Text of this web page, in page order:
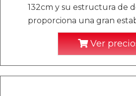
132cm y su estructura de
proporciona una gran
Ver